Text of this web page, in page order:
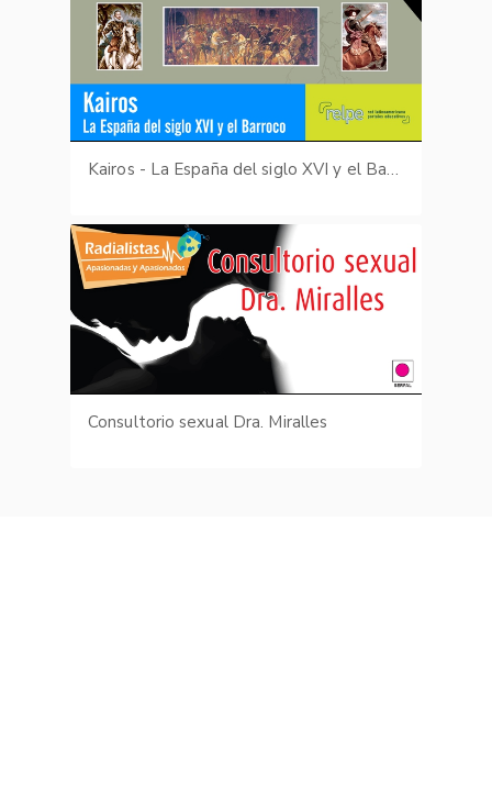
Kairos - La España del siglo XVI y el Barroco
Consultorio sexual Dra. Miralles